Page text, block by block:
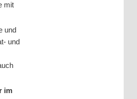
mit
und
und
im